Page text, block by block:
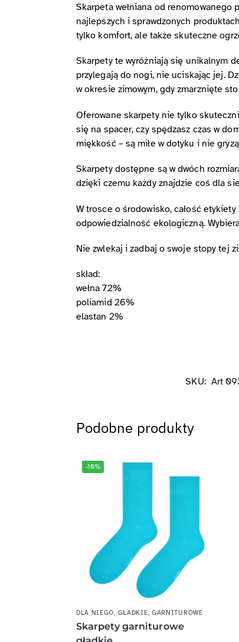
Skarpeta wełniana od renomowanego
najlepszych i sprawdzonych
tylko komfort, ale także skuteczne
Skarpety te wyróżniają się unikalnym
przylegają do nogi, nie uciskając jej.
w okresie zimowym, gdy zmarznięte
Oferowane skarpety nie tylko
się na spacer, czy spędzasz czas w
miękkość – są miłe w dotyku i nie
Skarpety dostępne są w dwóch
dzięki czemu każdy znajdzie coś dla
W trosce o środowisko, całość
odpowiedzialność ekologiczną.
Nie zwlekaj i zadbaj o swoje stopy tej
skład:
wełna 72%
poliamid 26%
elastan 2%
SKU: Art
Podobne produkty
-10%
DLA NIEGO, GŁADKIE, GARNITUROWE
Skarpety garniturowe